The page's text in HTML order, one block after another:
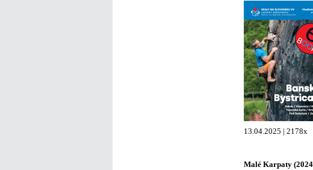
13.04.2025 | 2178x
Malé Karpaty